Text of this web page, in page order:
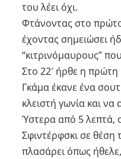
του λέει όχι.
Φτάνοντας στο
έχοντας σημειώσει
“κιτρινόμαυρους”
Στο 22′ ήρθε η
Γκάμα έκανε ένα
κλειστή γωνία και να
Ύστερα από 5 λεπτά,
Σφιντέρφσκι σε
πλασάρει όπως